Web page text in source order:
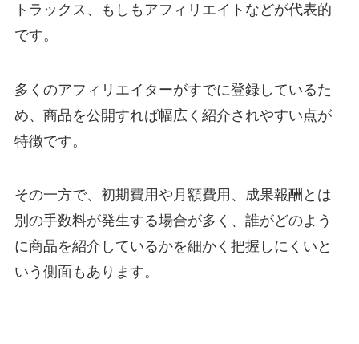
トラックス、もしもアフィリエイトなどが代表的
です。
多くのアフィリエイターがすでに登録しているた
め、商品を公開すれば幅広く紹介されやすい点が
特徴です。
その一方で、初期費用や月額費用、成果報酬とは
別の手数料が発生する場合が多く、誰がどのよう
に商品を紹介しているかを細かく把握しにくいと
いう側面もあります。